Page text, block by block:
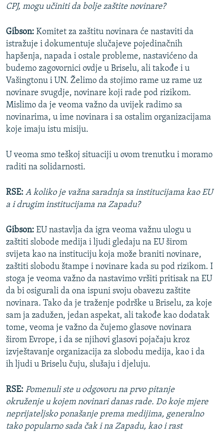
CPJ, mogu učiniti da bolje zaštite novinare?
Gibson: Komitet za zaštitu novinara će nastaviti da
istražuje i dokumentuje slučajeve pojedinačnih
hapšenja, napada i ostale probleme, nastavićeno da
budemo zagovornici ovdje u Briselu, ali takođe i u
Vašingtonu i UN. Želimo da stojimo rame uz rame uz
novinare svugdje, novinare koji rade pod rizikom.
Mislimo da je veoma važno da uvijek radimo sa
novinarima, u ime novinara i sa ostalim organizacijama
koje imaju istu misiju.
U veoma smo teškoj situaciji u ovom trenutku i moramo
raditi na solidarnosti.
RSE: A koliko je važna saradnja sa institucijama kao EU
a i drugim institucijama na Zapadu?
Gibson: EU nastavlja da igra veoma važnu ulogu u
zaštiti slobode medija i ljudi gledaju na EU širom
svijeta kao na instituciju koja može braniti novinare,
zaštiti slobodu štampe i novinare kada su pod rizikom. I
stoga je veoma važno da nastavimo vršiti pritisak na EU
da bi osigurali da ona ispuni svoju obavezu zaštite
novinara. Tako da je traženje podrške u Briselu, za koje
sam ja zadužen, jedan aspekat, ali takođe kao dodatak
tome, veoma je važno da čujemo glasove novinara
širom Evrope, i da se njihovi glasovi pojačaju kroz
izvještavanje organizacija za slobodu medija, kao i da
ih ljudi u Briselu čuju, slušaju i djeluju.
RSE: Pomenuli ste u odgovoru na prvo pitanje
okruženje u kojem novinari danas rade. Do koje mjere
neprijateljsko ponašanje prema medijima, generalno
tako popularno sada čak i na Zapadu, kao i rast